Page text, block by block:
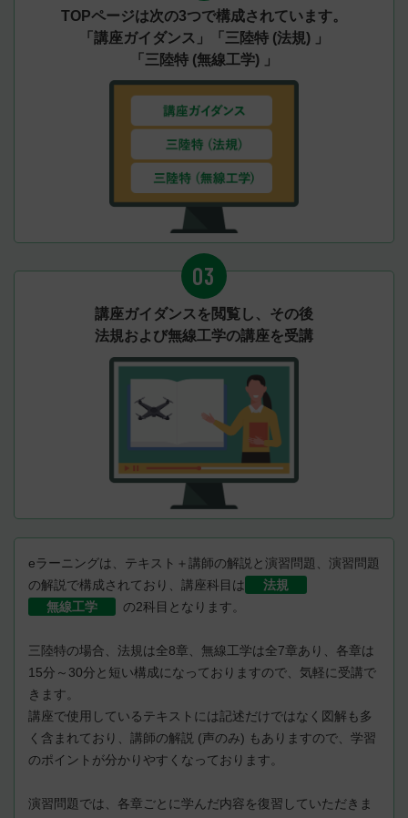
TOPページは次の3つで構成されています。
「講座ガイダンス」「三陸特 (法規) 」
「三陸特 (無線工学) 」
03
講座ガイダンスを閲覧し、その後
法規および無線工学の講座を受講
eラーニングは、テキスト＋講師の解説と演習問題、演習問題
の解説で構成されており、講座科目は
法規
無線工学
の2科目となります。
三陸特の場合、法規は全8章、無線工学は全7章あり、各章は
15分～30分と短い構成になっておりますので、気軽に受講で
きます。
講座で使用しているテキストには記述だけではなく図解も多
く含まれており、講師の解説 (声のみ) もありますので、学習
のポイントが分かりやすくなっております。
演習問題では、各章ごとに学んだ内容を復習していただきま